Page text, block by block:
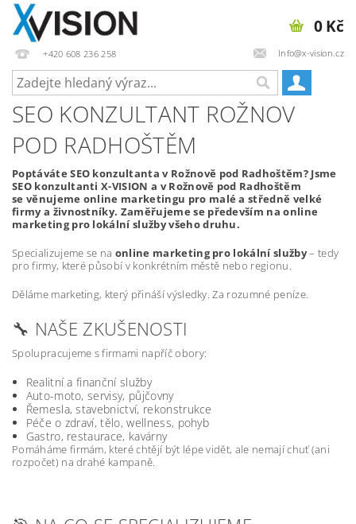
+420 608 236 258 Info@x-vision.cz
0 Kč
SEO KONZULTANT ROŽNOV
POD RADHOŠTĚM
Poptáváte SEO konzultanta v Rožnově pod Radhoštěm? Jsme
SEO konzultanti X-VISION a v Rožnově pod Radhoštěm
se věnujeme online marketingu pro malé a středně velké
firmy a živnostníky. Zaměřujeme se především na online
marketing pro lokální služby všeho druhu.
Specializujeme se na online marketing pro lokální služby– tedy
pro firmy, které působí v konkrétním městě nebo regionu.
Děláme marketing, který přináší výsledky. Za rozumné peníze.
🔧 NAŠE ZKUŠENOSTI
Spolupracujeme s firmami napříč obory:
Realitní a finanční služby
Auto-moto, servisy, půjčovny
Řemesla, stavebnictví, rekonstrukce
Péče o zdraví, tělo, wellness, pohyb
Gastro, restaurace, kavárny
Pomáháme firmám, které chtějí být lépe vidět, ale nemají chuť (ani
rozpočet) na drahé kampaně.